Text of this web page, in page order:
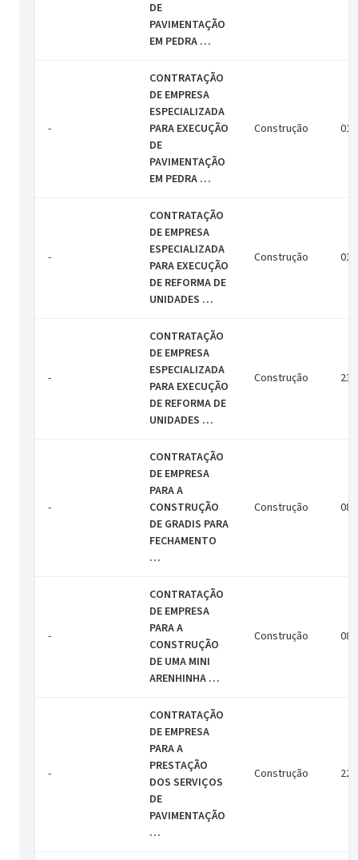
DE
PAVIMENTAÇÃO
EM PEDRA …
-
CONTRATAÇÃO
DE EMPRESA
ESPECIALIZADA
PARA EXECUÇÃO
DE
PAVIMENTAÇÃO
EM PEDRA …
Construção 01/
-
CONTRATAÇÃO
DE EMPRESA
ESPECIALIZADA
PARA EXECUÇÃO
DE REFORMA DE
UNIDADES …
Construção 01/
-
CONTRATAÇÃO
DE EMPRESA
ESPECIALIZADA
PARA EXECUÇÃO
DE REFORMA DE
UNIDADES …
Construção
-
CONTRATAÇÃO
DE EMPRESA
PARA A
CONSTRUÇÃO
DE GRADIS PARA
FECHAMENTO
…
Construção 08/
-
CONTRATAÇÃO
DE EMPRESA
PARA A
CONSTRUÇÃO
DE UMA MINI
ARENHINHA …
Construção 08/
-
CONTRATAÇÃO
DE EMPRESA
PARA A
PRESTAÇÃO
DOS SERVIÇOS
DE
PAVIMENTAÇÃO
…
Construção